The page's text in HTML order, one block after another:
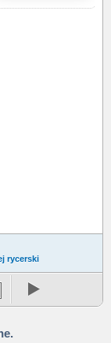
rycerski